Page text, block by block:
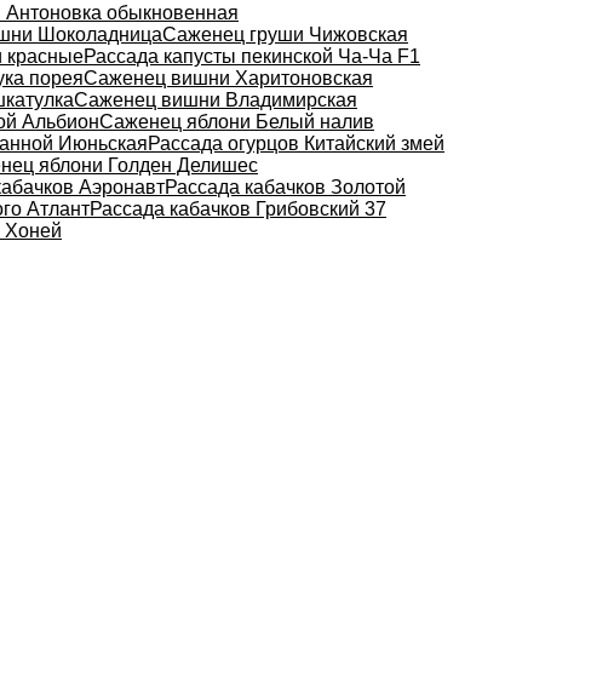
обыкновенная
ШоколадницаСаженец груши Чижовская
красныеРассада капусты пекинской Ча-Ча F1
пореяСаженец вишни Харитоновская
Саженец вишни Владимирская
АльбионСаженец яблони Белый налив
ИюньскаяРассада огурцов Китайский змей
яблони Голден Делишес
АэронавтРассада кабачков Золотой
АтлантРассада кабачков Грибовский 37
Хоней